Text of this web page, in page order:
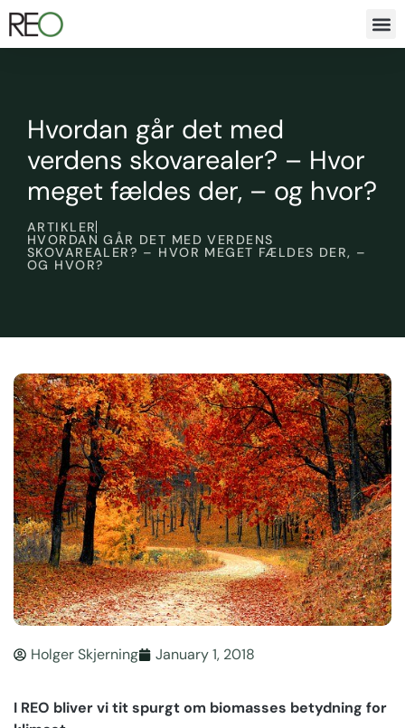
Hvordan går det med
verdens skovarealer? – Hvor
meget fældes der, – og hvor?
ARTIKLER
HVORDAN GÅR DET MED VERDENS
SKOVAREALER? – HVOR MEGET FÆLDES DER, –
OG HVOR?
Holger Skjerning January 1, 2018
I REO bliver vi tit spurgt om biomasses betydning for